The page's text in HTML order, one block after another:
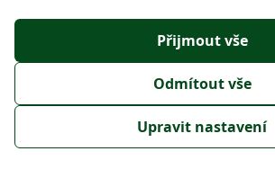
Přijmout vše
Odmítout vše
Upravit nastavení
+43 720 322 223
info@regiojethotels.cz
info@regiojethotels.at
@ 2026 Copyright STUDENT AGENCY TRAVEL k.s.,
Obchodní
Podmínky
Zásady ochrany osobních